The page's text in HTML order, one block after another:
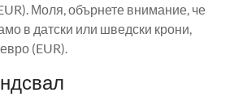
Моля, обърнете внимание, че
в датски или шведски крони,
(EUR).